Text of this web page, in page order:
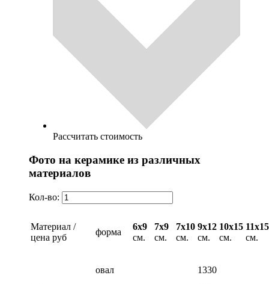
Рассчитать стоимость
Фото на керамике из различных
материалов
Кол-во:
Материал /
цена руб
форма
6х9
см.
7х9
см.
7х10
см.
9х12
см.
10х15
см.
11х15
см.
овал
1330